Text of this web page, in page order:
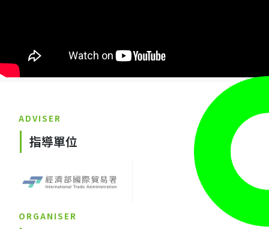
ADVISER
指導單位
ORGANISER